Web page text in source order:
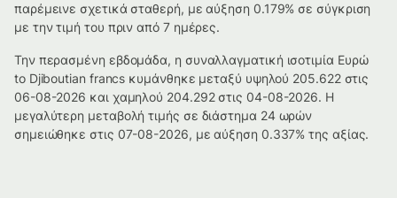
παρέμεινε σχετικά σταθερή, με αύξηση 0.179% σε σύγκριση
με την τιμή του πριν από 7 ημέρες.
Την περασμένη εβδομάδα, η συναλλαγματική ισοτιμία Ευρώ
to Djiboutian francs κυμάνθηκε μεταξύ υψηλού 205.622 στις
06-08-2026 και χαμηλού 204.292 στις 04-08-2026. Η
μεγαλύτερη μεταβολή τιμής σε διάστημα 24 ωρών
σημειώθηκε στις 07-08-2026, με αύξηση 0.337% της αξίας.